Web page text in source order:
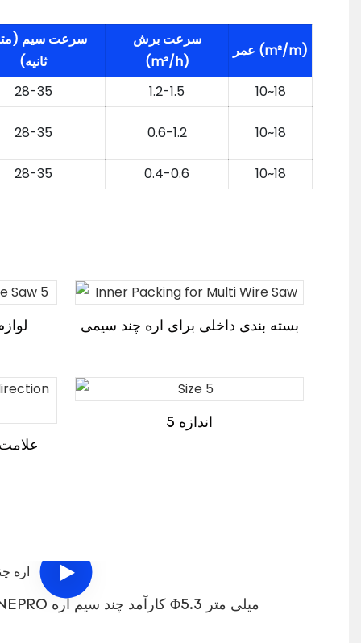
سرعت سیم
ثانیه)
سرعت برش
(m²/h)
عمر (m²/m)
28-35 1.2-1.5 10~18
28-35 0.6-1.2 10~18
28-35 0.4-0.6 10~18
بسته بندی داخلی برای اره چند سیمی
اندازه 5
ویدئو برای SAWSTONEPRO کارآمد چند سیم اره Φ5.3 میلی متر